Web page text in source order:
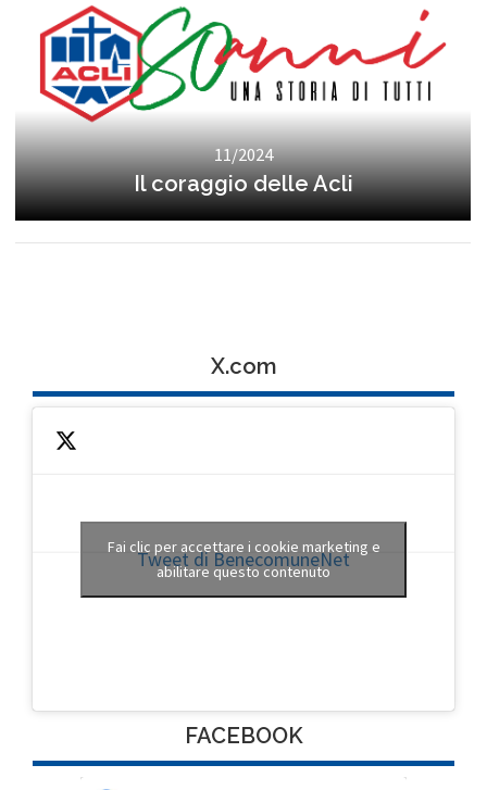
11/2024
Il coraggio delle Acli
X.com
Tweet di BenecomuneNet
Fai clic per accettare i cookie marketing e
abilitare questo contenuto
FACEBOOK